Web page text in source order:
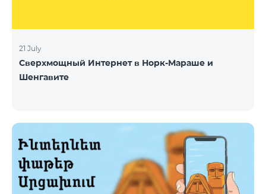
21 July
Сверхмощный Интернет в Норк-Мараше и
Шенгавите